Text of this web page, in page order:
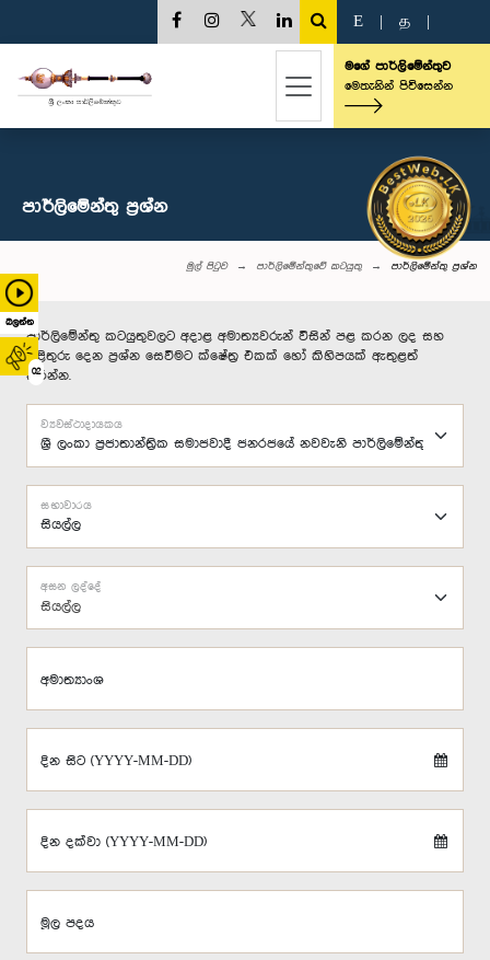
බලන්න
02
E த
මගේ පාර්ලිමේන්තුව
මෙතැනින් පිවිසෙන්න
පාර්ලි‌මේන්තු‌ ප්‍රශ්න
මුල් පිටුව පාර්ලිමේන්තුවේ කටයුතු පාර්ලි‌මේන්තු‌ ප්‍රශ්න
පාර්ලිමේන්තු කටයුතුවලට අදාළ අමාත්‍යවරුන් විසින් පළ කරන ලද සහ
පිළිතුරු දෙන ප්‍රශ්න සෙවීමට ක්ෂේත්‍ර එකක් හෝ කිහිපයක් ඇතුළත්
කරන්න.
ව්‍යවස්ථාදායකය
සභාවාරය
සියල්ල
අසන ලද්දේ
අමාත්‍යාංශ
දින සිට (YYYY-MM-DD)
දින දක්වා (YYYY-MM-DD)
මූල පදය